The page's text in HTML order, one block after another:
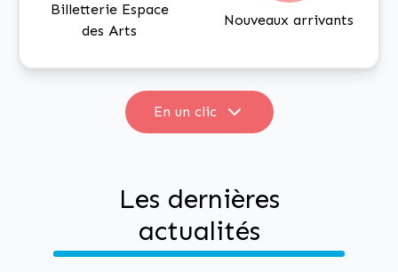
Billetterie Espace
des Arts
Nouveaux arrivants
En un clic
Les dernières
actualités